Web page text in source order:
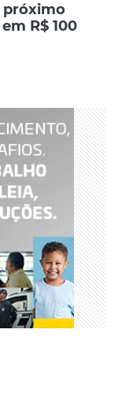
próximo
R$ 100